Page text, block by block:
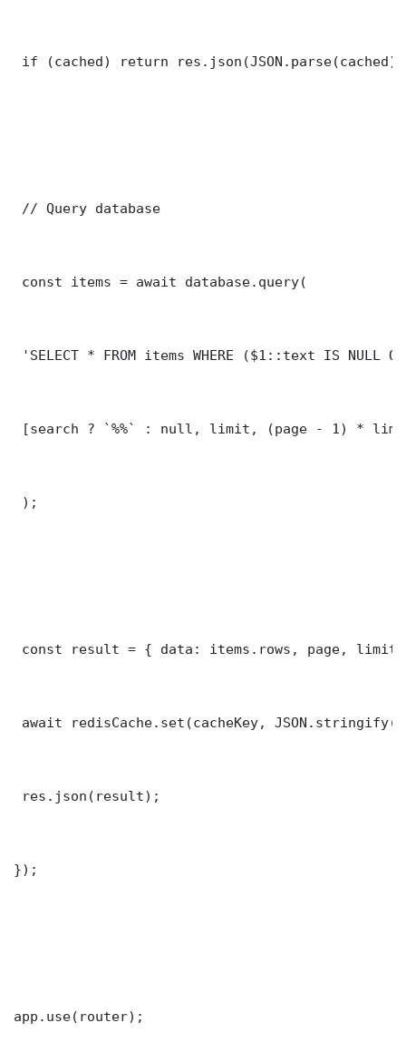
if (cached) return
// Query database
const items = await database.query(
'SELECT * FROM items WHERE ($1::text IS NULL
[search ? `%%` : null, limit, (page - 1) *
);
const result = { data: items.rows, page,
await redisCache.set(cacheKey,
res.json(result);
});
app.use(router);